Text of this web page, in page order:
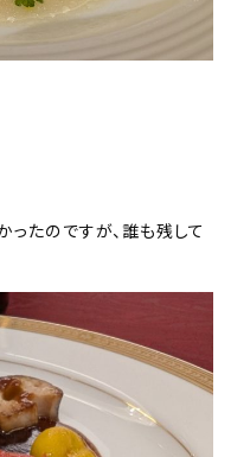
たのですが、誰も残して